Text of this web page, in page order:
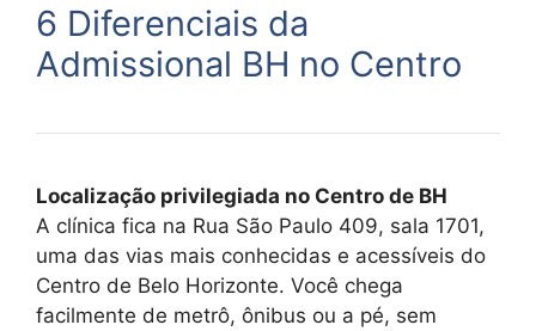
6 Diferenciais da
Admissional BH no Centro
Localização privilegiada no Centro de BH
A clínica fica na Rua São Paulo 409, sala 1701,
uma das vias mais conhecidas e acessíveis do
Centro de Belo Horizonte. Você chega
facilmente de metrô, ônibus ou a pé, sem